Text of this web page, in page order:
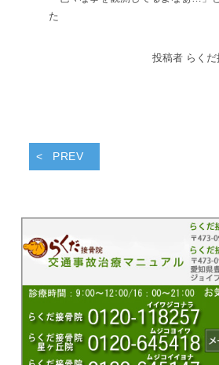
た
投稿者 らく
PREV